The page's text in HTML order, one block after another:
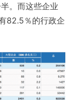
。而这些企业
82.5％的行政企